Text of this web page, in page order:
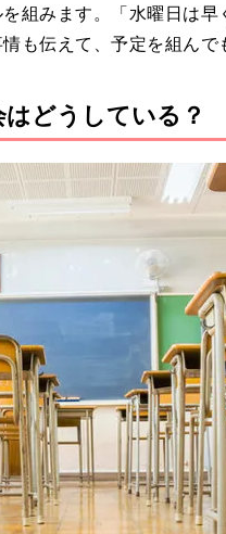
組みます。「水曜日は
も伝えて、予定を組んで
どうしている？